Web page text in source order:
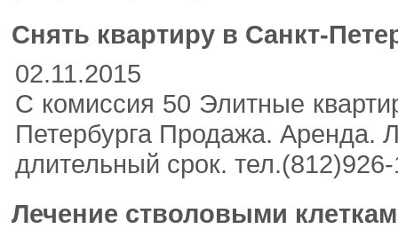
Снять квартиру в Санкт-
02.11.2015
С комиссия 50 Элитные
Петербурга Продажа. Аренда.
длительный срок.
Лечение стволовыми